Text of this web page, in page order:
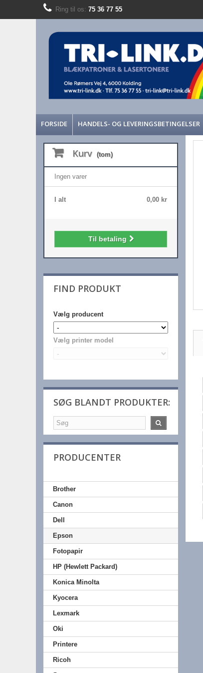
Ring til os: 75 36 77 55
FORSIDE HANDELS- OG LEVERINGSBETINGELSER
Kurv (tom)
Ingen varer
0,00 kr
I alt
Til betaling
FIND PRODUKT
Vælg producent
Vælg printer model
SØG BLANDT PRODUKTER:
PRODUCENTER
Brother
Canon
Dell
Epson
Fotopapir
HP (Hewlett Packard)
Konica Minolta
Kyocera
Lexmark
Oki
Printere
Ricoh